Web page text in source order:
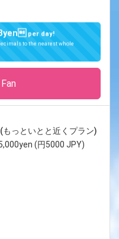
per day!
to the nearest whole
もっといとと近くプラン)
(円5000 JPY)